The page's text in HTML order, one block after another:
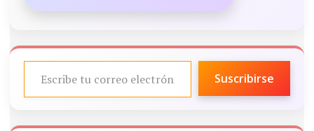
ESCRIBE TU CORREO ELECTRÓNICO…
Suscribirse